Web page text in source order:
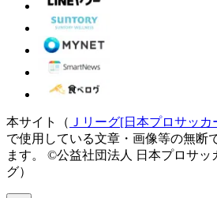
本サイト（ Ｊリーグ[日本プロサッ
で使用している文章・画像等の無断
ます。
©公益社団法人 日本プロサッ
グ）